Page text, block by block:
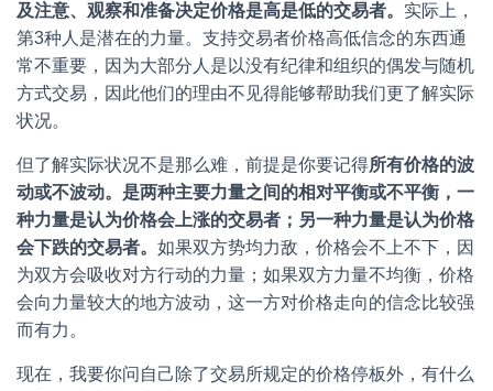
及注意、 观察和准备决定价格是高是低的交易者。 实际上，
第3种人是潜在的力量。支持交易者价格高低信念的东西通
常不重要，因为大部分人是以没有纪律和组织的偶发与随机
方式交易，因此他们的理由不见得能够帮助我们更了解实际
状况。
但了解实际状况不是那么难，前提是你要记得所有价格的波
动或不波动。 是两种主要力量之间的相对平衡或不平衡 ， 一
种力量是认为价格会 上涨的交易者 ； 另一种力量是认为价格
会下跌的交易者。 如果双方势均力敌，价格会不上不下，因
为双方会吸收对方行动的力量；如果双方力量不均衡，价格
会向力量较大的地方波动，这一方对价格走向的信念比较强
而有力。
现在，我要你问自己除了交易所规定的价格停板外，有什么